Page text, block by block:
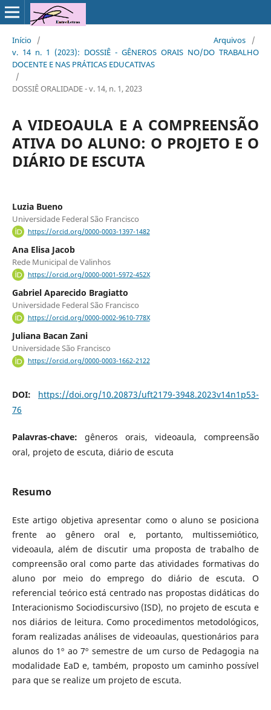
Início / Arquivos
/
v. 14 n. 1 (2023): DOSSIÊ - GÊNEROS ORAIS NO/DO TRABALHO
DOCENTE E NAS PRÁTICAS EDUCATIVAS
/
DOSSIÊ ORALIDADE - v. 14, n. 1, 2023
A VIDEOAULA E A COMPREENSÃO
ATIVA DO ALUNO: O PROJETO E O
DIÁRIO DE ESCUTA
Luzia Bueno
Universidade Federal São Francisco
https://orcid.org/0000-0003-1397-1482
Ana Elisa Jacob
Rede Municipal de Valinhos
https://orcid.org/0000-0001-5972-452X
Gabriel Aparecido Bragiatto
Universidade Federal São Francisco
https://orcid.org/0000-0002-9610-778X
Juliana Bacan Zani
Universidade São Francisco
https://orcid.org/0000-0003-1662-2122
DOI: https://doi.org/10.20873/uft2179-3948.2023v14n1p53-
76
Palavras-chave: gêneros orais, videoaula, compreensão
oral, projeto de escuta, diário de escuta
Resumo
Este artigo objetiva apresentar como o aluno se posiciona
frente ao gênero oral e, portanto, multissemiótico,
videoaula, além de discutir uma proposta de trabalho de
compreensão oral como parte das atividades formativas do
aluno por meio do emprego do diário de escuta. O
referencial teórico está centrado nas propostas didáticas do
Interacionismo Sociodiscursivo (ISD), no projeto de escuta e
nos diários de leitura. Como procedimentos metodológicos,
foram realizadas análises de videoaulas, questionários para
alunos do 1º ao 7º semestre de um curso de Pedagogia na
modalidade EaD e, também, proposto um caminho possível
para que se realize um projeto de escuta.